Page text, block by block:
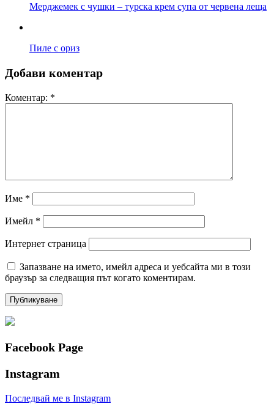
Мерджемек с чушки – турска крем супа от червена леща
Пиле с ориз
Добави коментар
Коментар: *
Име *
Имейл *
Интернет страница
Запазване на името, имейл адреса и уебсайта ми в този
браузър за следващия път когато коментирам.
Facebook Page
Instagram
Последвай ме в Instagram